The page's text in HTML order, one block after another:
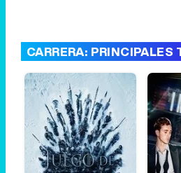
CARRERA: PRINCIPALES